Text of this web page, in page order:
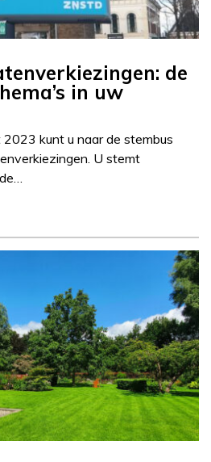
de
in uw
kunt u naar de stembus
U stemt